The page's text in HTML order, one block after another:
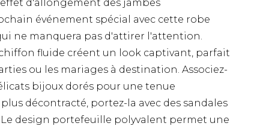
d'allongement des jambes
événement spécial avec cette robe
ne manquera pas d'attirer l'attention.
fluide créent un look captivant, parfait
ou les mariages à destination. Associez-
bijoux dorés pour une tenue
décontracté, portez-la avec des sandales
design portefeuille polyvalent permet une